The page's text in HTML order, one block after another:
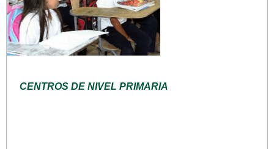
CENTROS DE NIVEL PRIMARIA